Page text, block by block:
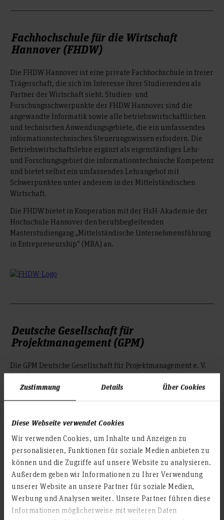
Zustimmung Details Über Cookies
Diese Webseite verwendet Cookies
Wir verwenden Cookies, um Inhalte und Anzeigen zu
personalisieren, Funktionen für soziale Medien anbieten zu
können und die Zugriffe auf unsere Website zu analysieren.
Außerdem geben wir Informationen zu Ihrer Verwendung
unserer Website an unsere Partner für soziale Medien,
Werbung und Analysen weiter. Unsere Partner führen diese
Informationen möglicherweise mit weiteren Daten
Fachhochschule für die Wirtschaft
Hannover (FHDW)
Die FHDW Hannover ist eine private Fachhochschule in freier
Trägerschaft, die sich im Interesse ihrer Studierenden als
Partner der Wirtschaft sieht. Studien- und
Forschungsschwerpunkte der FHDW Hannover sind die
angewandte Informatik sowie alle betriebswirtschaftlichen
und technischen Anwendungsgebiete, die ein umfassendes
informationstechnisches Steuerungswissen erfordern. Die
Betriebswirtschaftslehre ergänzt als eigenständiges Lehr-
und Forschungsgebiet die informationstechnische Kompetenz
und bietet selbst ein umfassendes Lehrangebot mit
Schwerpunkten unter anderem in der Mittelständischen
Wirtschaft.
Die FHDW bietet in Kooperation mit der HsH-Akademie der
Hochschule Hannover den berufsbegleitenden
Masterstudiengang „Mittelständische Unternehmensführung
in Entrepreneurship“ (MBA) an.
Deutsche Gesellschaft für
Projektmanagement (GPM)
Die GPM Deutsche Gesellschaft für Projektmanagement e. V.
(GPM) ist ein gemeinnütziger Fachverband für
Projektmanagement mit Sitz in Nürnberg. Aufgabe der GPM ist
die Förderung des Projektmanagements, insbesondere der
Information auf diesem Gebiet. In der 1979 gegründeten
der Wirtschaft, der Hochschulen und der öffentlichen Hand
vereinigt. Die GPM engagiert sich für eine systematische
Weiterentwicklung des Projektmanagements in Deutschland.
Sie fungiert als deutsche Vertretung der International Project
Management Association (IPMA).
Die GPM hat ein fünfstufiges, bundesweit einheitliches,
Qualifizierungsprogramm auf Basis der Individual